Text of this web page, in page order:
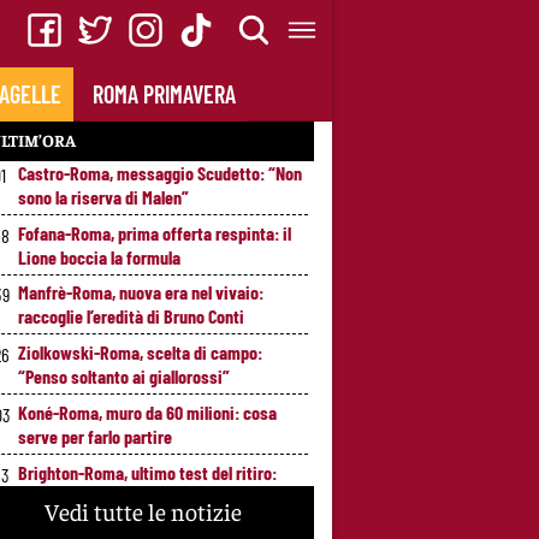
ROMA PRIMAVERA
Castro-Roma, messaggio Scudetto: “Non
sono la riserva di Malen”
Fofana-Roma, prima offerta respinta: il
Lione boccia la formula
Manfrè-Roma, nuova era nel vivaio:
raccoglie l’eredità di Bruno Conti
Ziolkowski-Roma, scelta di campo:
“Penso soltanto ai giallorossi”
Koné-Roma, muro da 60 milioni: cosa
serve per farlo partire
Brighton-Roma, ultimo test del ritiro:
Vedi tutte le notizie